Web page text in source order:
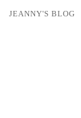
JEANNY'S BLOG